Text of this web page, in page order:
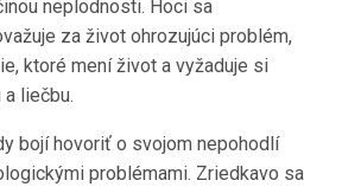
neplodnosti. Hoci sa
za život ohrozujúci problém,
ktoré mení život a vyžaduje si
liečbu.
bojí hovoriť o svojom nepohodlí
problémami. Zriedkavo sa